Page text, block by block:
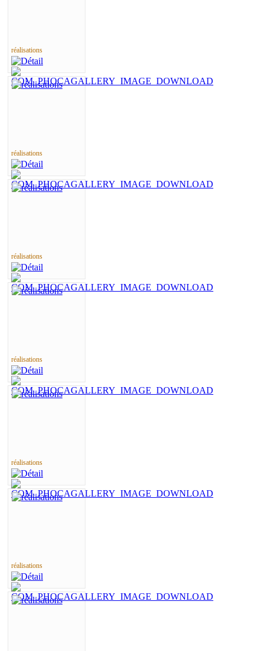
réalisations
réalisations
réalisations
réalisations
réalisations
réalisations